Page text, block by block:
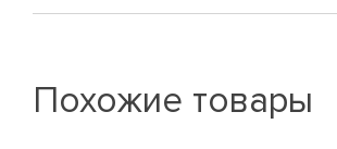
Похожие товары